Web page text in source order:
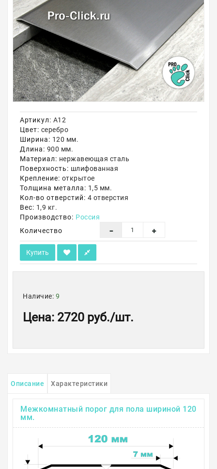
Крепёж и крепления
Садовая мебель
Оплата
Доставка
Самовывоз
Акции
Артикул: А12
Цвет: серебро
Ширина: 120 мм.
Длина: 900 мм.
Материал: нержавеющая сталь
Поверхность: шлифованная
Крепление: открытое
Толщина металла: 1,5 мм.
Кол-во отверстий: 4 отверстия
Вес: 1,9 кг.
Производство: Россия
Количество
Купить
Наличие: 9
Цена: 2720 руб./шт.
Описание Характеристики
Межкомнатный порог для пола шириной 120
мм.